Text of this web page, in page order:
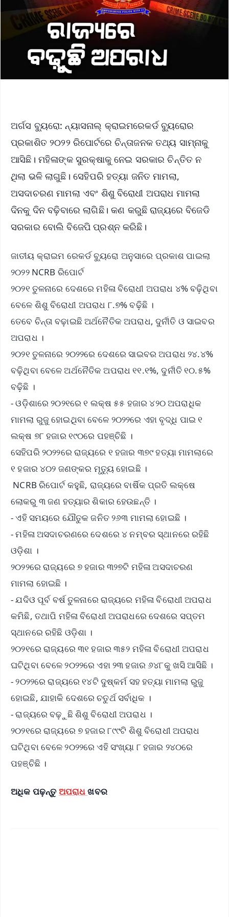
ଅର୍ଗସ ବ୍ୟୁରୋ: ନ୍ୟାସନାଲ୍ କ୍ରାଇମରେକର୍ଡ ବ୍ୟୁରୋର
ପ୍ରକାଶିତ ୨୦୨୨ ରିପୋର୍ଟରେ ଚିନ୍ତାଜନକ ତଥ୍ୟ ସାମ୍ନାକୁ
ଆସିଛି। ମହିଳାଙ୍କ ସୁରକ୍ଷାକୁ ନେଇ ସରକାର ଚିନ୍ତିତ ନ
ଥିଲା ଭଳି ଲାଗୁଛି। ସେହିପରି ହତ୍ୟା ଜନିତ ମାମଲା,
ଅସଦାଚରଣ ମାମଲା ଏବଂ ଶିଶୁ ବିରୋଧୀ ଅପରାଧ ମାମଲା
ଦିନକୁ ଦିନ ବଢ଼ିବାରେ ଲାଗିଛି। କଣ କରୁଛି ରାଜ୍ୟରେ ବିଜେଡି
ସରକାର ବୋଲି ବିଜେପି ପ୍ରଶ୍ନ କରିଛି।
ଜାତୀୟ କ୍ରାଇମ ରେକର୍ଡ ବ୍ୟୁରୋ ଅନୁସାରେ ପ୍ରକାଶ ପାଇଲା
୨୦୨୨ NCRB ରିପୋର୍ଟ
୨୦୨୧ ତୁଳନାରେ ଦେଶରେ ମହିଳା ବିରୋଧୀ ଅପରାଧ ୪% ବଢ଼ିଥିବା
ବେଳେ ଶିଶୁ ବିରୋଧୀ ଅପରାଧ ୮.୭% ବଢ଼ିଛି ।
ତେବେ ଚିନ୍ତା ବଢ଼ାଇଛି ଅର୍ଥନୈତିକ ଅପରାଧ, ଦୁର୍ନୀତି ଓ ସାଇବର
ଅପରାଧ ।
୨୦୨୧ ତୁଳନାରେ ୨୦୨୨ରେ ଦେଶରେ ସାଇବର ଅପରାଧ ୨୪.୪%
ବଢ଼ିଥିବା ବେଳେ ଅର୍ଥନୈତିକ ଅପରାଧ ୧୧.୧%, ଦୁର୍ନୀତି ୧୦.୫%
ବଢ଼ିଛି ।
- ଓଡ଼ିଶାରେ ୨୦୨୧ରେ ୧ ଲକ୍ଷ ୫୫ ହଜାର ୪୨୦ ଅପରାଧିକ
ମାମଲା ରୁଜୁ ହୋଇଥିବା ବେଳେ ୨୦୨୨ରେ ଏହା ବୃଦ୍ଧି ପାଇ ୧
ଲକ୍ଷ ୭୮ ହଜାର ୧୯୦ରେ ପହଞ୍ଚିଛି ।
ସେହିପରି ୨୦୨୨ରେ ରାଜ୍ୟରେ ୧ ହଜାର ୩୭୯ ହତ୍ୟା ମାମଲାରେ
୧ ହଜାର ୪୦୨ ଜଣଙ୍କର ମୃତ୍ୟୁ ହୋଇଛି ।
NCRB ରିପୋର୍ଟ କହୁଛି, ରାଜ୍ୟରେ ବାର୍ଷିକ ପ୍ରତି ଲକ୍ଷେ
ଲୋକରୁ ୩ ଜଣ ହତ୍ୟାର ଶିକାର ହେଉଛନ୍ତି ।
- ଏହି ସମୟରେ ଯୌତୁକ ଜନିତ ୨୬୩ ମାମଲା ହୋଇଛି ।
- ମହିଳା ଅସଦାଚରଣରେ ଦେଶରେ ୪ ନମ୍ବର ସ୍ଥାନରେ ରହିଛି
ଓଡ଼ିଶା ।
୨୦୨୨ରେ ରାଜ୍ୟରେ ୭ ହଜାର ୩୨୭ଟି ମହିଳା ଅସଦାଚରଣ
ମାମଲା ହୋଇଛି ।
- ଯଦିଓ ପୂର୍ବ ବର୍ଷ ତୁଳନାରେ ରାଜ୍ୟରେ ମହିଳା ବିରୋଧୀ ଅପରାଧ
କମିଛି, ତଥାପି ମହିଳା ବିରୋଧୀ ଅପରାଧରେ ଦେଶରେ ସପ୍ତମ
ସ୍ଥାନରେ ରହିଛି ଓଡ଼ିଶା ।
୨୦୨୧ରେ ରାଜ୍ୟରେ ୩୧ ହଜାର ୩୫୨ ମହିଳା ବିରୋଧୀ ଅପରାଧ
ଘଟିଥିବା ବେଳେ ୨୦୨୨ରେ ଏହା ୨୩ ହଜାର ୬୪୮କୁ ଖସି ଆସିଛି ।
- ୨୦୨୨ରେ ରାଜ୍ୟରେ ୧୪ଟି ଦୁଷ୍କର୍ମ ସହ ହତ୍ୟା ମାମଲା ରୁଜୁ
ହୋଇଛି, ଯାହାକି ଦେଶରେ ଚତୁର୍ଥ ସର୍ବାଧିକ ।
- ରାଜ୍ୟରେ ବଢ଼ୁଛି ଶିଶୁ ବିରୋଧୀ ଅପରାଧ ।
୨୦୨୧ରେ ରାଜ୍ୟରେ ୭ ହଜାର ୮୯୯ଟି ଶିଶୁ ବିରୋଧୀ ଅପରାଧ
ଘଟିଥିବା ବେଳେ ୨୦୨୨ରେ ଏହି ସଂଖ୍ୟା ୮ ହଜାର ୨୪୦ରେ
ପହଞ୍ଚିଛି ।
ଅଧିକ ପଢ଼ନ୍ତୁ ଅପରାଧଖବର